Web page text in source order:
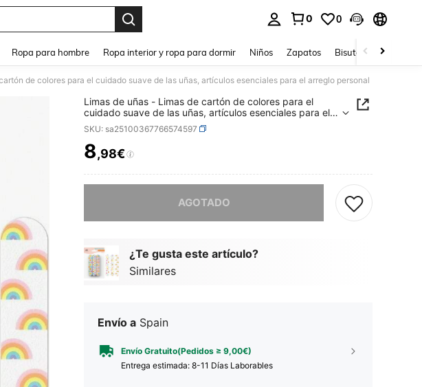
0 0
Ropa para hombre Ropa interior y ropa para dormir Niños Zapatos Bisutería Y
de colores para el cuidado suave de las uñas, artículos esenciales para el arreglo personal
Limas de uñas - Limas de cartón de colores para el
cuidado suave de las uñas, artículos esenciales para el
arreglo personal
SKU: sa25100367766574597
PRICE AND AVAILABILITY
8,98€
AGOTADO
¿Te gusta este artículo?
Similares
Envío a Spain
Envío Gratuito(Pedidos ≥ 9,00€)
Entrega estimada: 8-11 Días Laborables